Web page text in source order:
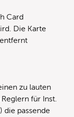
Card
Die Karte
zu lauten
für Inst.
die passende